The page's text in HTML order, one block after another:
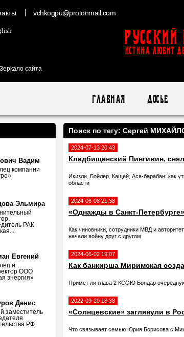
vchkogpu@protonmail.com
Зеркало сайта
ИСТИНА ЛЮБИТ
Главная Досье
Вадим
компании
Эльмира
РАК
Евгений
и
ООО
энергия»
Денис
заместитель
РФ
Поиск по тегу: Сергей
2024-07-13 20:43
Кладбищенский Пингивин,
Икизли, Бойлер, Кащей, Ася-барабан: как
области
2024-06-08 21:38
«Однажды в Санкт-Петербурге»
Как чиновники, сотрудники МВД и
начали войну друг с другом
2024-06-02 19:07
Как банкирша Миримская
Примет ли глава 2 КСОЮ Бондар
2022-09-20 18:38
«Солнцевские» заглянули в
Что связывает семью Юрия Борисова с